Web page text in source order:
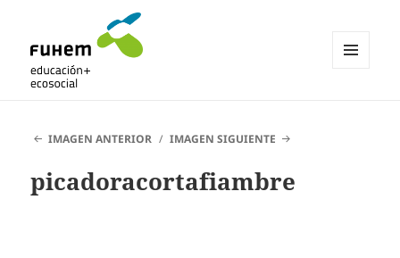
IMAGEN ANTERIOR IMAGEN SIGUIENTE
picadoracortafiambre